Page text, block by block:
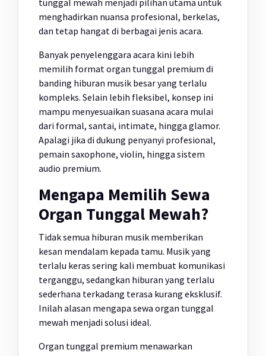
tunggal mewah menjadi pilihan utama untuk
menghadirkan nuansa profesional, berkelas,
dan tetap hangat di berbagai jenis acara.
Banyak penyelenggara acara kini lebih
memilih format organ tunggal premium di
banding hiburan musik besar yang terlalu
kompleks. Selain lebih fleksibel, konsep ini
mampu menyesuaikan suasana acara mulai
dari formal, santai, intimate, hingga glamor.
Apalagi jika di dukung penyanyi profesional,
pemain saxophone, violin, hingga sistem
audio premium.
Mengapa Memilih Sewa
Organ Tunggal Mewah?
Tidak semua hiburan musik memberikan
kesan mendalam kepada tamu. Musik yang
terlalu keras sering kali membuat komunikasi
terganggu, sedangkan hiburan yang terlalu
sederhana terkadang terasa kurang eksklusif.
Inilah alasan mengapa sewa organ tunggal
mewah menjadi solusi ideal.
Organ tunggal premium menawarkan